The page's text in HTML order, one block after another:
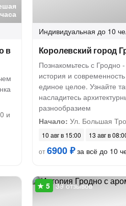
в
и
Индивидуальная до 10
Королевский город
Познакомьтесь с Гродно
история и
единое целое. Узнайте
насладитесь
разнообразием
Начало: Ул. Большая
10 авг в 15:00
13 авг в
от6900 ₽за всё до 10
39 отзывов